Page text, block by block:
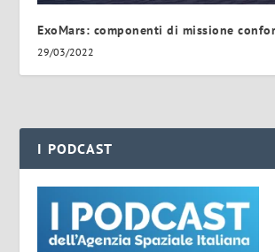
ExoMars: componenti di missione
29/03/2022
I PODCAST